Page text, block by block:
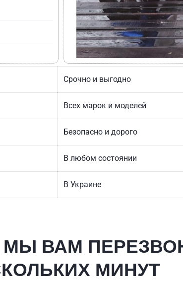
Срочно и выгодно
Всех марок и моделей
Безопасно и дорого
В любом состоянии
В Украине
ВАМ
МИНУТ